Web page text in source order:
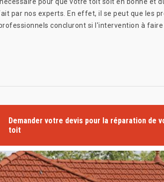
pour que votre toit soit en bonne et
par nos experts. En effet, il se peut que les
concluront si l'intervention à
Demander votre devis pour la réparation de
toit